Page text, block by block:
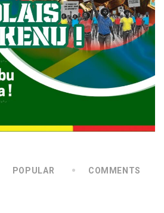
POPULAR COMMENTS